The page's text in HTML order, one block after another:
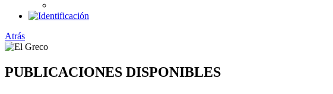
Atrás
PUBLICACIONES DISPONIBLES